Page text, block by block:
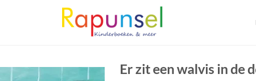
Er zit een walvis in de